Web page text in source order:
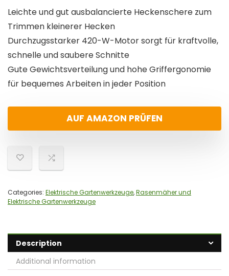
Leichte und gut ausbalancierte Heckenschere zum
Trimmen kleinerer Hecken
Durchzugsstarker 420-W-Motor sorgt für kraftvolle,
schnelle und saubere Schnitte
Gute Gewichtsverteilung und hohe Griffergonomie
für bequemes Arbeiten in jeder Position
AUF AMAZON PRÜFEN
Categories: Elektrische Gartenwerkzeuge,Rasenmäher und
Elektrische Gartenwerkzeuge
Description
Additional information